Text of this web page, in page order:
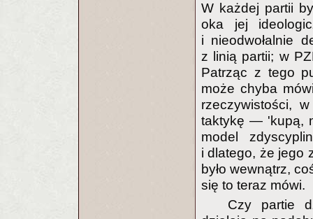
W każdej partii
oka jej
i nieodwołalnie
z linią partii; w
Patrząc z tego
może chyba
rzeczywistości,
taktykę — 'kupą,
model
i dlatego, że jego
było wewnątrz,
się to teraz mówi.
Czy partie